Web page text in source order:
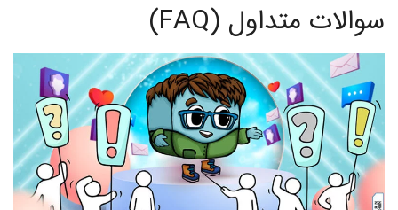
سوالات متداول (FAQ)